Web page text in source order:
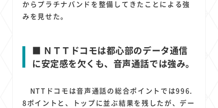
からプラチナバンドを整備してきたことによる強
みを見せた。
■ ＮＴＴドコモは都心部のデータ通信
に安定感を欠くも、音声通話では強み。
NTTドコモは音声通話の総合ポイントでは996.
8ポイントと、トップに並ぶ結果を残したが、デー